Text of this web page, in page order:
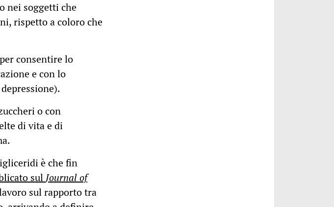
nei soggetti che
rispetto a coloro che
consentire lo
e con lo
o con
di vita e di
è che fin
sul Journal of
sul rapporto tra